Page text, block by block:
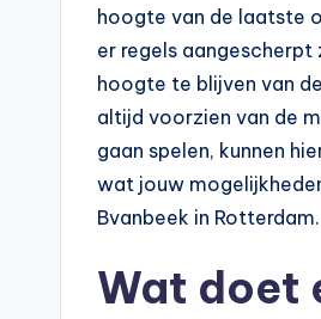
hoogte van de laatste
er regels
hoogte te blijven van
altijd voorzien van de
gaan spelen, kunnen
wat jouw
Bvanbeek in Rotterdam.
Wat doet